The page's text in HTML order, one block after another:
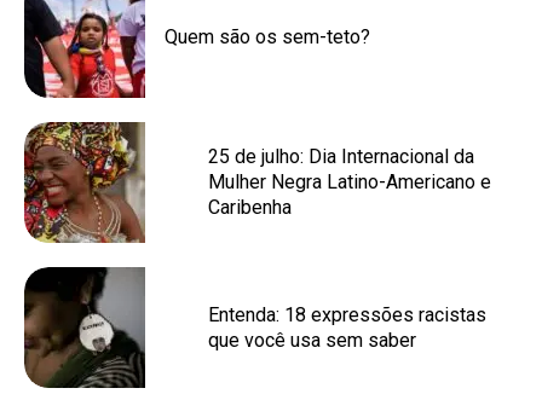
Quem são os sem-teto?
25 de julho: Dia Internacional da
Mulher Negra Latino-Americano e
Caribenha
Entenda: 18 expressões racistas
que você usa sem saber